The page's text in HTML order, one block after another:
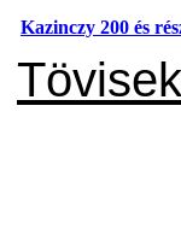
Kazinczy 200 és